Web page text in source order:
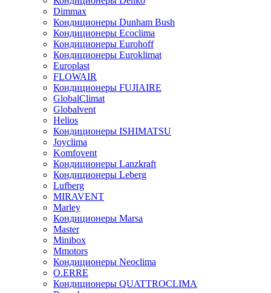
Dimmax
Кондиционеры Dunham Bush
Кондиционеры Ecoclima
Кондиционеры Eurohoff
Кондиционеры Euroklimat
Europlast
FLOWAIR
Кондиционеры FUJIAIRE
GlobalClimat
Globalvent
Helios
Кондиционеры ISHIMATSU
Joyclima
Komfovent
Кондиционеры Lanzkraft
Кондиционеры Leberg
Lufberg
MIRAVENT
Marley
Кондиционеры Marsa
Master
Minibox
Mmotors
Кондиционеры Neoclima
O.ERRE
Кондиционеры QUATTROCLIMA